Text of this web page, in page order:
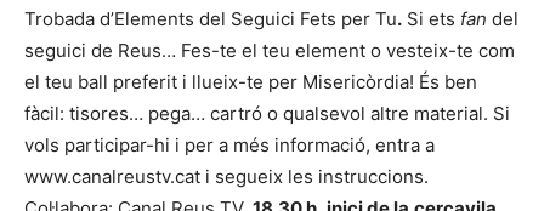
Trobada d’Elements del Seguici Fets per Tu. Si ets fan del
seguici de Reus… Fes-te el teu element o vesteix-te com
el teu ball preferit i llueix-te per Misericòrdia! És ben
fàcil: tisores… pega… cartró o qualsevol altre material. Si
vols participar-hi i per a més informació, entra a
www.canalreustv.cat i segueix les instruccions.